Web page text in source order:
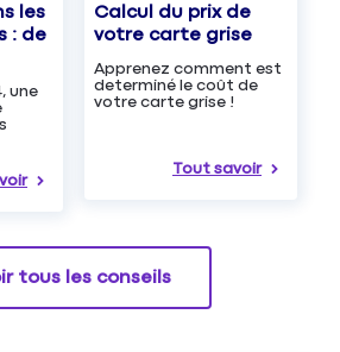
les
: de
une
Calcul du prix de
votre carte grise
Apprenez comment est
determiné le coût de
votre carte grise !
Tout savoir
tous les conseils